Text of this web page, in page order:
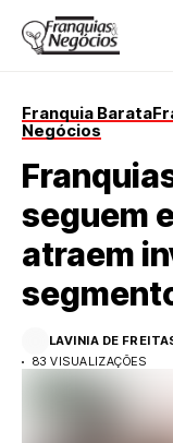
Franquia Barata
Negócios
seguem
atraem
LAVINIA DE
83 VISUALIZAÇÕES